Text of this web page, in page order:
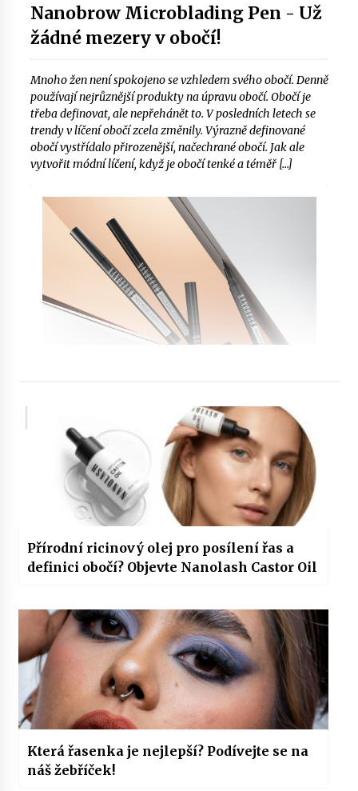
Nanobrow Microblading Pen - Už
žádné mezery v obočí!
Mnoho žen není spokojeno se vzhledem svého obočí. Denně
používají nejrůznější produkty na úpravu obočí. Obočí je
třeba definovat, ale nepřehánět to. V posledních letech se
trendy v líčení obočí zcela změnily. Výrazně definované
obočí vystřídalo přirozenější, načechrané obočí. Jak ale
vytvořit módní líčení, když je obočí tenké a téměř […]
Přírodní ricinový olej pro posílení řas a
definici obočí? Objevte Nanolash Castor Oil
Která řasenka je nejlepší? Podívejte se na
náš žebříček!